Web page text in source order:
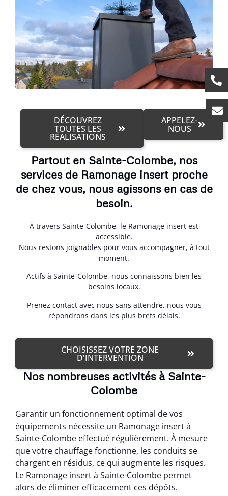
DÉCOUVREZ
TOUTES LES
RÉALISATIONS
APPELEZ-
NOUS
Partout en Sainte-Colombe, nos
services de Ramonage insert proche
de chez vous, nous agissons en cas de
besoin.
À travers Sainte-Colombe, le Ramonage insert est
accessible.
Nous restons joignables pour vous accompagner, à tout
moment.
Actifs à Sainte-Colombe, nous connaissons bien les
besoins locaux.
Prenez contact avec nous sans attendre, nous vous
répondrons dans les plus brefs délais.
CHOISISSEZ VOTRE ZONE
D'INTERVENTION
Nos nombreuses activités à Sainte-
Colombe
Garantir un fonctionnement optimal de vos
équipements nécessite un Ramonage insert à
Sainte-Colombe effectué régulièrement. À mesure
que votre chauffage fonctionne, les conduits se
chargent en résidus, ce qui augmente les risques.
Le Ramonage insert à Sainte-Colombe permet
alors de éliminer efficacement ces dépôts.